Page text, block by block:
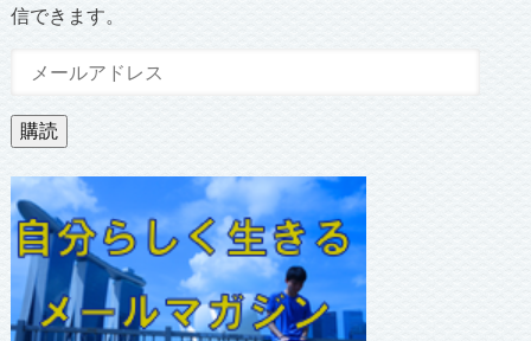
信できます。
ル
ア
ド
レ
ス
購読